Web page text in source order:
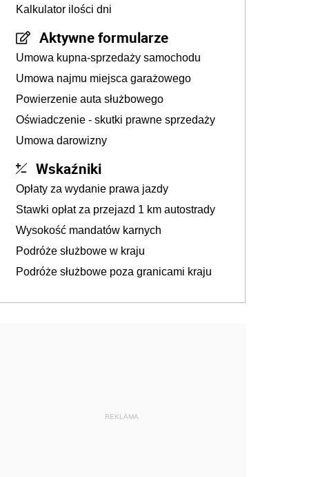
Kalkulator ilości dni
Aktywne formularze
Umowa kupna-sprzedaży samochodu
Umowa najmu miejsca garażowego
Powierzenie auta służbowego
Oświadczenie - skutki prawne sprzedaży
Umowa darowizny
Wskaźniki
Opłaty za wydanie prawa jazdy
Stawki opłat za przejazd 1 km autostrady
Wysokość mandatów karnych
Podróże służbowe w kraju
Podróże służbowe poza granicami kraju
REKLAMA